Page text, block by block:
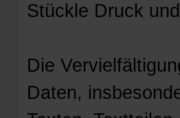
Stückle Druck
Die
Daten,